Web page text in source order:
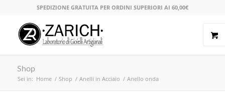
SPEDIZIONE GRATUITA PER ORDINI SUPERIORI AI 60,00€
Shop
Sei in: Home / Shop / Anelli in Acciaio / Anello onda